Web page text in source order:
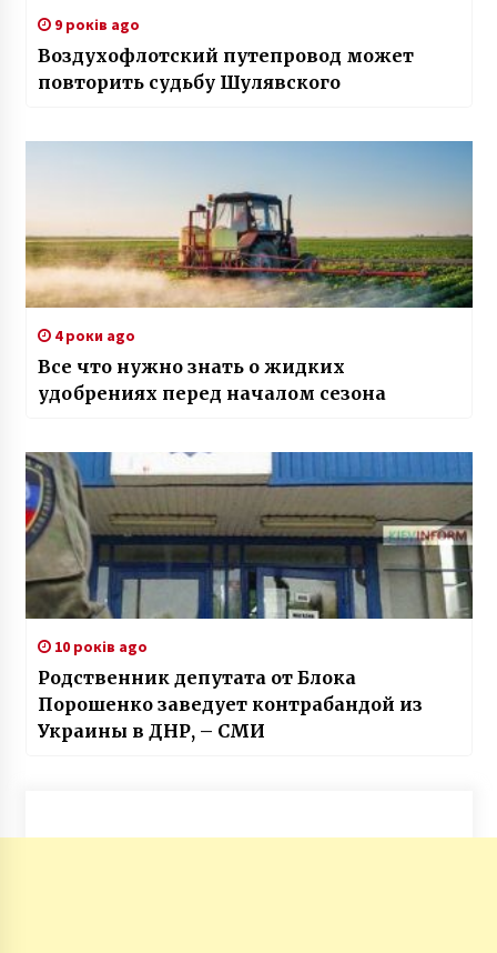
9 років ago
Воздухофлотский путепровод может
повторить судьбу Шулявского
4 роки ago
Все что нужно знать о жидких
удобрениях перед началом сезона
10 років ago
Родственник депутата от Блока
Порошенко заведует контрабандой из
Украины в ДНР, – СМИ